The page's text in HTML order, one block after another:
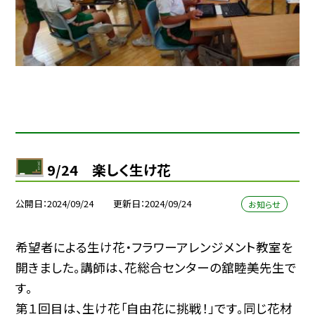
9/24 楽しく生け花
公開日 2024/09/24 更新日 2024/09/24 お知らせ
希望者による生け花・フラワーアレンジメント教室を
開きました。講師は、花総合センターの舘睦美先生で
す。
第１回目は、生け花「自由花に挑戦！」です。同じ花材